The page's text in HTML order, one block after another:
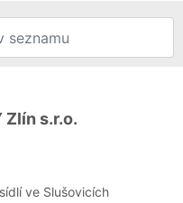
Zlín s.r.o.
ve Slušovicích